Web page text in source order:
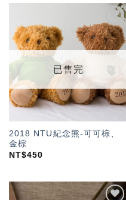
加入
「願
望輕
已售完
2018 NTU紀念熊-可可棕、
金棕
NT$450